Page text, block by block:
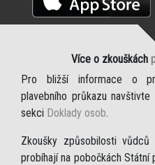
Více o zkouškách
Pro bližší informace o
plavebního průkazu navštivte
sekci Doklady osob.
Zkoušky způsobilosti
probíhají na pobočkách Státní